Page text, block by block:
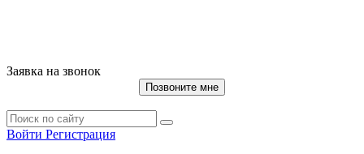
Заявка на звонок
Позвоните мне
Войти Регистрация